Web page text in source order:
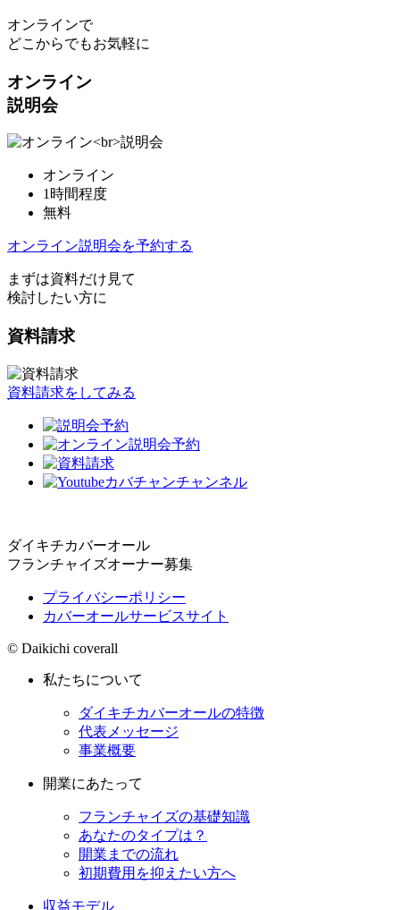
オンラインで
どこからでもお気軽に
オンライン
説明会
オンライン
1時間程度
無料
オンライン説明会を予約する
まずは資料だけ見て
検討したい方に
資料請求
資料請求をしてみる
ダイキチカバーオール
フランチャイズオーナー募集
プライバシーポリシー
カバーオールサービスサイト
© Daikichi coverall
私たちについて
ダイキチカバーオールの特徴
代表メッセージ
事業概要
開業にあたって
フランチャイズの基礎知識
あなたのタイプは？
開業までの流れ
初期費用を抑えたい方へ
収益モデル